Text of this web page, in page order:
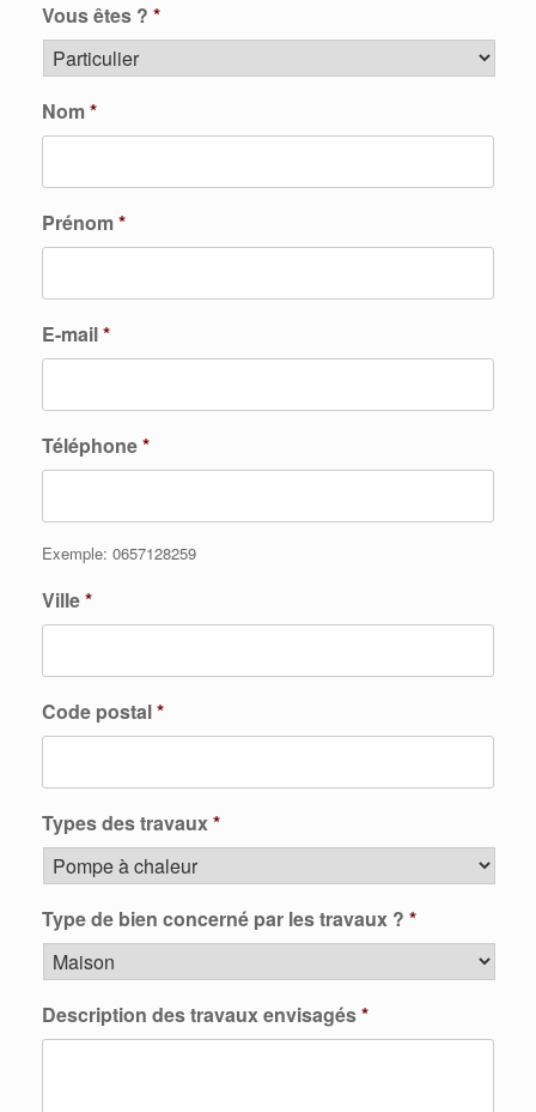
Vous êtes ? *
Nom*
Prénom*
E-mail*
Téléphone*
Exemple: 0657128259
Ville*
Code postal*
Types des travaux*
Type de bien concerné par les travaux ? *
Description des travaux envisagés*